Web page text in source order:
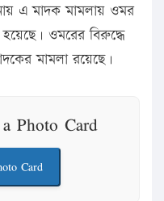
এ মাদক মামলায় ওমর
ওমরের বিরুদ্ধে
মামলা রয়েছে।
Photo Card
Card